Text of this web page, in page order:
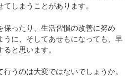
しまうことがあります。
保ったり、生活習慣の改善に努め
うに、そしてあせもになっても、早
と思います。
うのは大変ではないでしょうか。